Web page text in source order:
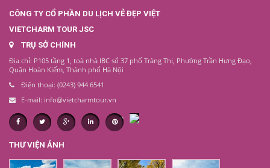
CÔNG TY CỔ PHẦN DU LỊCH VẺ ĐẸP VIỆT
VIETCHARM TOUR JSC
TRỤ SỞ CHÍNH
Địa chỉ: P105 tầng 1, toà nhà IBC số 37 phố Tràng Thi, Phường Trần Hưng Đạo,
Quận Hoàn Kiếm, Thành phố Hà Nội
Điện thoại: (0243) 944 6541
E-mail: info@vietcharmtour.vn
THƯ VIỆN ẢNH